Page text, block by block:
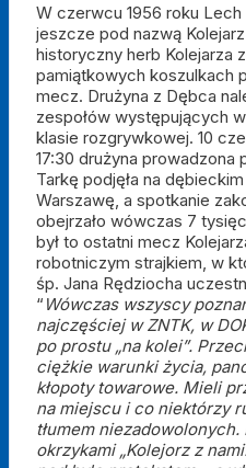
W czerwcu 1956 roku
jeszcze pod nazwą
historyczny herb Kolejarza
pamiątkowych koszulkach
mecz. Drużyna z Dębca
zespołów występujących
klasie rozgrywkowej. 10
17:30 drużyna prowadzona
Tarkę podjęła na
Warszawę, a spotkanie
obejrzało wówczas 7
był to ostatni mecz
robotniczym strajkiem, w
śp. Jana Rędziocha
“ Wówczas wszyscy
najczęściej w ZNTK, w
po prostu „na kolei”.
ciężkie warunki życia,
kłopoty towarowe. Mieli
na miejscu i co niektórzy
tłumem
okrzykami „Kolejorz z